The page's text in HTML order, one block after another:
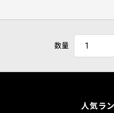
数量
人気ラ